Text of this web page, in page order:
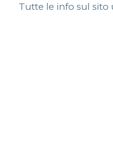
Tutte le info sul sito